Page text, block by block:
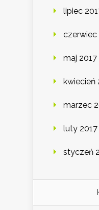
lipiec
czerwiec
maj 2017
kwiecień
marzec
luty 2017
styczeń